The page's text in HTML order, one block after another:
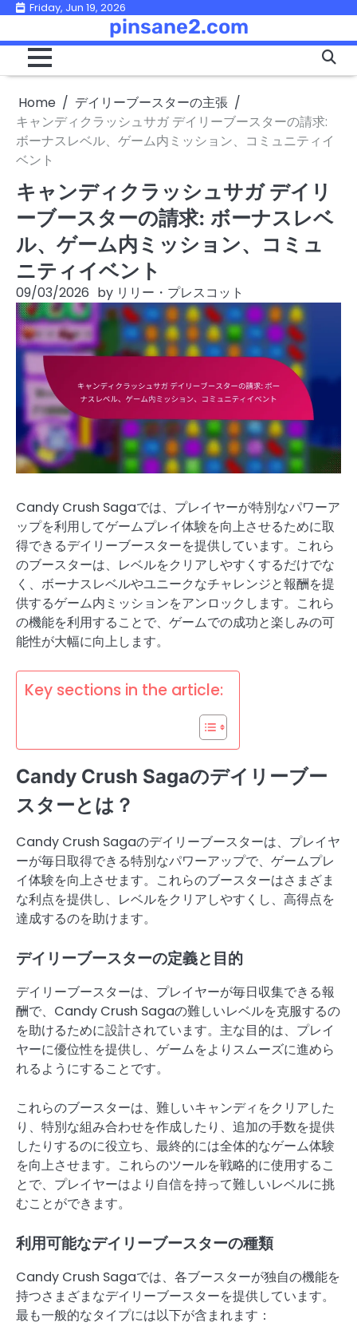
Skip
content
Friday, Jun 19, 2026
pinsane2.com
Home
デイリーブースターの主張
キャンディクラッシュサガ デイリーブースターの請求:
ボーナスレベル、ゲーム内ミッション、コミュニティイ
ベント
キャンディクラッシュサガ デイリ
ーブースターの請求: ボーナスレベ
ル、ゲーム内ミッション、コミュ
ニティイベント
09/03/2026 by リリー・プレスコット
Candy Crush Sagaでは、プレイヤーが特別なパワーア
ップを利用してゲームプレイ体験を向上させるために取
得できるデイリーブースターを提供しています。これら
のブースターは、レベルをクリアしやすくするだけでな
く、ボーナスレベルやユニークなチャレンジと報酬を提
供するゲーム内ミッションをアンロックします。これら
の機能を利用することで、ゲームでの成功と楽しみの可
能性が大幅に向上します。
Key sections in the article:
Candy Crush Sagaのデイリーブー
スターとは？
Candy Crush Sagaのデイリーブースターは、プレイヤ
ーが毎日取得できる特別なパワーアップで、ゲームプレ
イ体験を向上させます。これらのブースターはさまざま
な利点を提供し、レベルをクリアしやすくし、高得点を
達成するのを助けます。
デイリーブースターの定義と目的
デイリーブースターは、プレイヤーが毎日収集できる報
酬で、Candy Crush Sagaの難しいレベルを克服するの
を助けるために設計されています。主な目的は、プレイ
ヤーに優位性を提供し、ゲームをよりスムーズに進めら
れるようにすることです。
これらのブースターは、難しいキャンディをクリアした
り、特別な組み合わせを作成したり、追加の手数を提供
したりするのに役立ち、最終的には全体的なゲーム体験
を向上させます。これらのツールを戦略的に使用するこ
とで、プレイヤーはより自信を持って難しいレベルに挑
むことができます。
利用可能なデイリーブースターの種類
Candy Crush Sagaでは、各ブースターが独自の機能を
持つさまざまなデイリーブースターを提供しています。
最も一般的なタイプには以下が含まれます：